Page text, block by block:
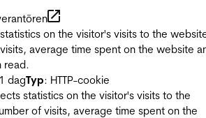
on the visitor's visits to the
average time spent on the website
read.
dagTyp: HTTP-cookie
statistics on the visitor's visits to the
of visits, average time spent on the